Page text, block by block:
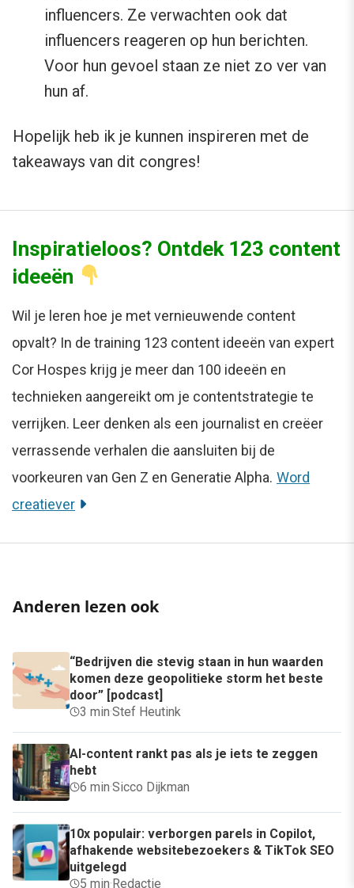
influencers. Ze verwachten ook dat
influencers reageren op hun berichten.
Voor hun gevoel staan ze niet zo ver van
hun af.
Hopelijk heb ik je kunnen inspireren met de
takeaways van dit congres!
Inspiratieloos? Ontdek 123 content
ideeën
Wil je leren hoe je met vernieuwende content
opvalt? In de training 123 content ideeën van expert
Cor Hospes krijg je meer dan 100 ideeën en
technieken aangereikt om je contentstrategie te
verrijken. Leer denken als een journalist en creëer
verrassende verhalen die aansluiten bij de
voorkeuren van Gen Z en Generatie Alpha. Word
creatiever
Anderen lezen ook
“Bedrijven die stevig staan in hun waarden
komen deze geopolitieke storm het beste
door” [podcast]
3 min·Stef Heutink
AI-content rankt pas als je iets te zeggen
hebt
6 min·Sicco Dijkman
10x populair: verborgen parels in Copilot,
afhakende websitebezoekers & TikTok SEO
uitgelegd
5 min·Redactie